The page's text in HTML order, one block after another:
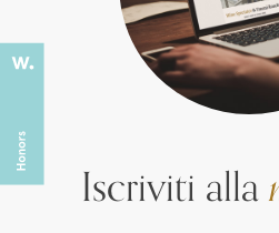
Iscriviti alla